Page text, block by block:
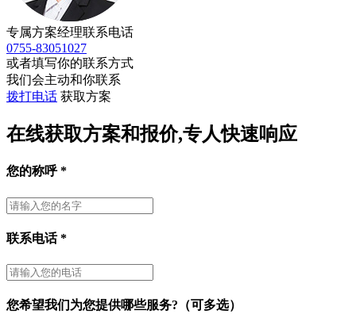
专属方案经理联系电话
0755-83051027
或者填写你的联系方式
我们会主动和你联系
拨打电话 获取方案
在线获取方案和报价,专人快速响应
您的称呼*
联系电话*
您希望我们为您提供哪些服务?（可多选）